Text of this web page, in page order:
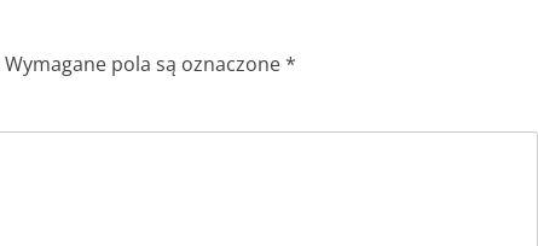
Wymagane pola są oznaczone*